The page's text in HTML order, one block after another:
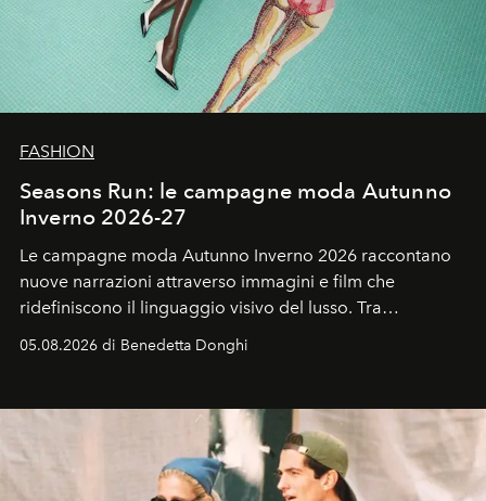
FASHION
Seasons Run: le campagne moda Autunno
Inverno 2026-27
Le campagne moda Autunno Inverno 2026 raccontano
nuove narrazioni attraverso immagini e film che
ridefiniscono il linguaggio visivo del lusso. Tra
protagonisti del cinema, volti della cultura
contemporanea e storytelling d'autore, le maison
di esprimere identità, visione e desiderio.
05.08.2026 di Benedetta Donghi